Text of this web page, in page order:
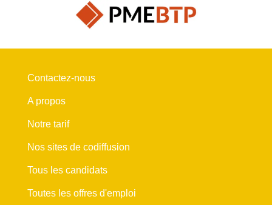
Contactez-nous
A propos
Notre tarif
Nos sites de codiffusion
Tous les candidats
Toutes les offres d'emploi